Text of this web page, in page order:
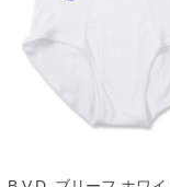
※【返品交換について】
返品交換希望の方は、商品
下着(肌着)やワイシャツは
ご了承くださいませ。
備考欄に股下●cmとご記入